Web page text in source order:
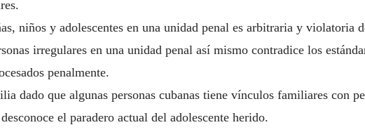
niños y adolescentes en una unidad penal es arbitraria y violatoria
irregulares en una unidad penal así mismo contradice los
penalmente.
dado que algunas personas cubanas tiene vínculos familiares con
el paradero actual del adolescente herido.